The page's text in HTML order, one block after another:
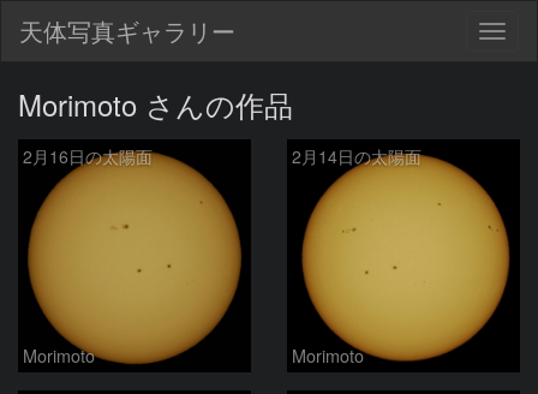
天体写真ギャラリー
Morimoto さんの作品
2月16日の太陽面
Morimoto
2月14日の太陽面
Morimoto